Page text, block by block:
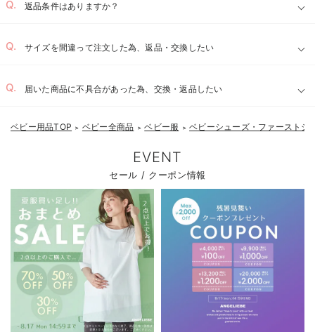
返品条件はありますか？
サイズを間違って注文した為、返品・交換したい
届いた商品に不具合があった為、交換・返品したい
ベビー用品TOP ＞ ベビー全商品 ＞ ベビー服 ＞ ベビーシューズ・ファーストシ
EVENT
セール / クーポン情報